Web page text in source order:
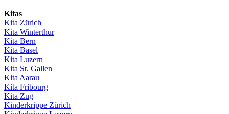
Kitas
Kita Zürich
Kita Winterthur
Kita Bern
Kita Basel
Kita Luzern
Kita St. Gallen
Kita Aarau
Kita Fribourg
Kita Zug
Kinderkrippe Zürich